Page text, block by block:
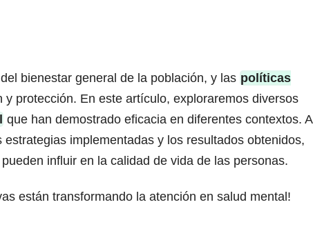
bienestar general de la población, y las políticas
protección. En este artículo, exploraremos diversos
que han demostrado eficacia en diferentes contextos. A
implementadas y los resultados obtenidos,
influir en la calidad de vida de las personas.
están transformando la atención en salud mental!